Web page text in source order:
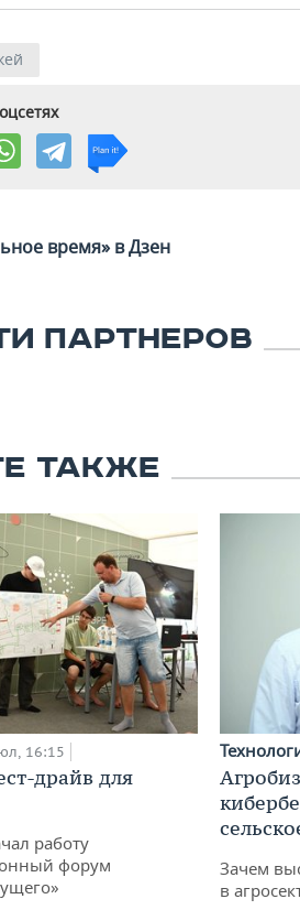
время» в Дзен
ПАРТНЕРОВ
ТАКЖЕ
16:15
драйв для
работу
форум
Зачем
в